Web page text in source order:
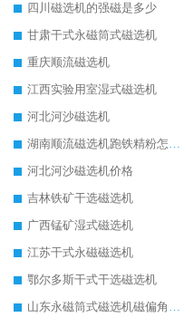
四川磁选机的强磁是多少
甘肃干式永磁筒式磁选机
重庆顺流磁选机
江西实验用室湿式磁选机
河北河沙磁选机
湖南顺流磁选机跑铁精粉怎么处理
河北河沙磁选机价格
吉林铁矿干选磁选机
广西锰矿湿式磁选机
江苏干式永磁磁选机
鄂尔多斯干式干选磁选机
山东永磁筒式磁选机磁偏角怎么调整